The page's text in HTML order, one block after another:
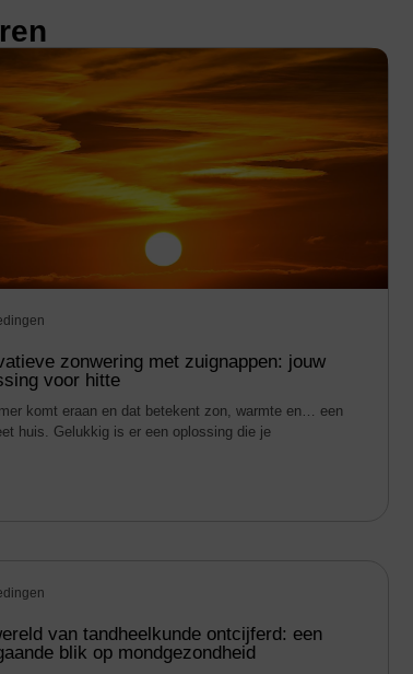
zonwering met zuignappen: jouw
voor hitte
komt eraan en dat betekent zon, warmte en… een
huis. Gelukkig is er een oplossing die je
van tandheelkunde ontcijferd: een
blik op mondgezondheid